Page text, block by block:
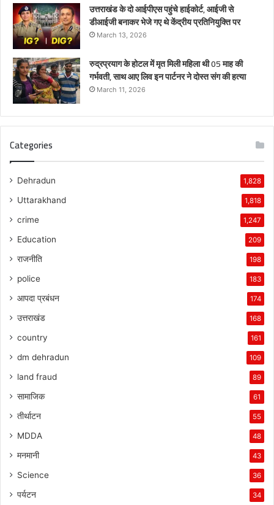
उत्तराखंड के दो आईपीएस पहुंचे हाईकोर्ट, आईजी से
डीआईजी बनाकर भेजे गए थे केंद्रीय प्रतिनियुक्ति पर
March 13, 2026
रुद्रप्रयाग के होटल में मृत मिली महिला थी 05 माह की
गर्भवती, साथ आए लिव इन पार्टनर ने दोस्त संग की हत्या
March 11, 2026
Categories
Dehradun 1,828
Uttarakhand 1,818
crime 1,247
Education 209
राजनीति 198
police 183
आपदा प्रबंधन 174
उत्तराखंड 168
country 161
dm dehradun 109
land fraud 89
सामाजिक 61
तीर्थाटन 55
MDDA 48
मनमानी 43
Science 36
पर्यटन 34